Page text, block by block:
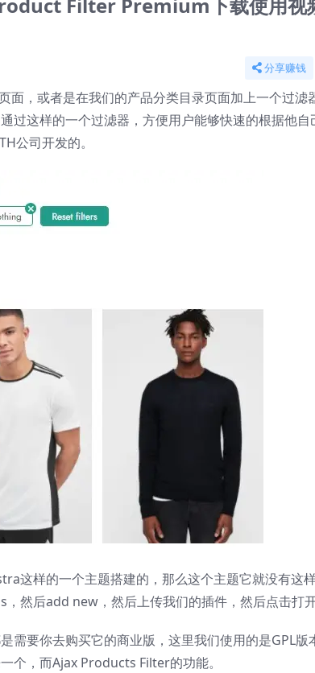
分享赚钱
，或者是在我们的产品分类目录页面加上一个过滤
过这样的一个过滤器，方便用户能够快速的根据他自
公司开发的。
这样的一个主题搭建的，那么这个主题它就没有这
然后add new，然后上传我们的插件，然后点击打
需要你去购买它的商业版，这里我们使用的是GPL版
个，而Ajax Products Filter的功能。